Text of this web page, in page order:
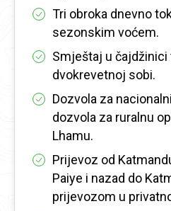
Tri obroka dnevno
sezonskim voćem.
Smještaj u
dvokrevetnoj sobi.
Dozvola za
dozvola za ruralnu
Lhamu.
Prijevoz od
Paiye i nazad do
prijevozom u